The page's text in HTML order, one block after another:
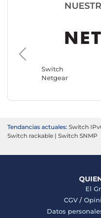
Switch
Netgear
Tendancias actuales: Switch
Switch rackable | Switch SNMP
El
CGV/
Datos